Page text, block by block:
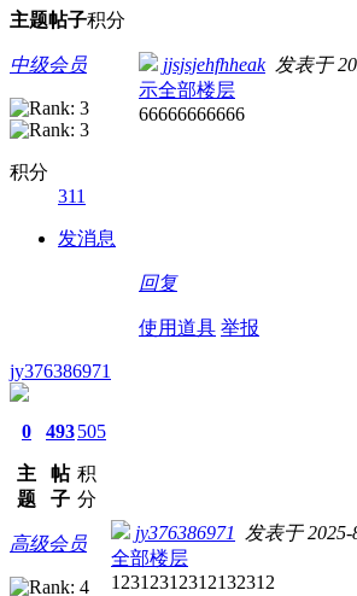
主题帖子积分
中级会员
积分
311
发消息
jjsjsjehfhheak发表于
示全部楼层
66666666666
回复
使用道具 举报
jy376386971
0
主
题
493
帖
子
505
积
分
高级会员
jy376386971 发表于 2025-
全部楼层
12312312312132312